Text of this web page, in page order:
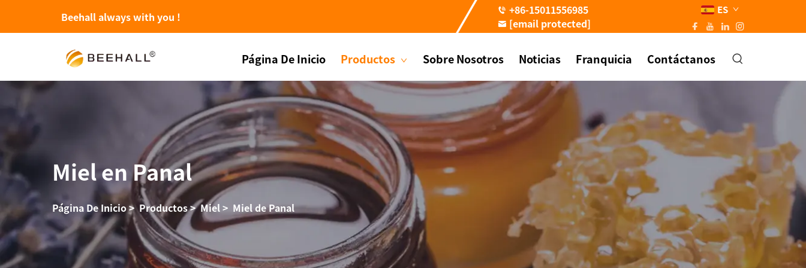
Beehall always with you !
+86-15011556985
[email protected]
ES
Página De Inicio Productos Sobre Nosotros Noticias Franquicia Contáctanos
Miel en Panal
Página De Inicio>Productos>Miel> Miel de Panal